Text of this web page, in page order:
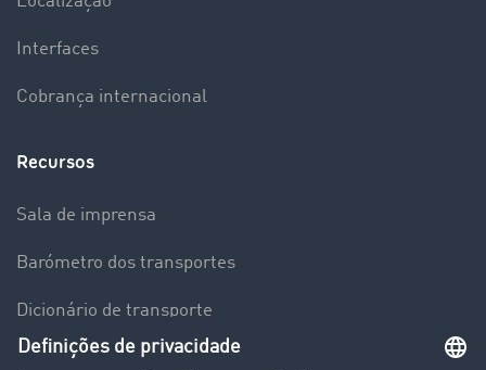
Interfaces
Cobrança internacional
Recursos
Sala de imprensa
Barómetro dos transportes
Dicionário de transporte
Visão geral da Bolsa de Cargas